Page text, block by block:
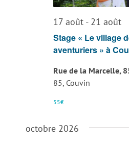
17 août- 21 août
Stage « Le village
aventuriers » à
Rue de la Marcelle,
85, Couvin
55€
octobre 2026